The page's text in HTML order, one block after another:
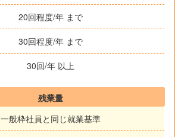
20回程度/年 まで
30回程度/年 まで
30回/年 以上
残業量
一般枠社員と同じ就業基準